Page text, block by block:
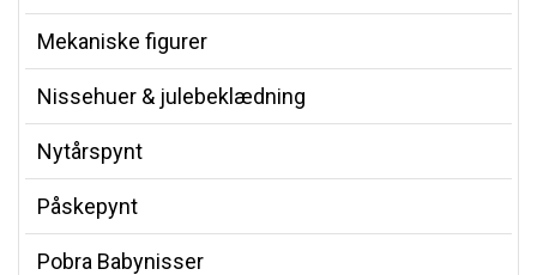
Mekaniske figurer
Nissehuer & julebeklædning
Nytårspynt
Påskepynt
Pobra Babynisser